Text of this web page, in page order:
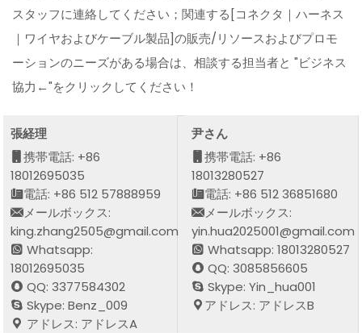
スタッフに連絡してください；関連する[コネクタ｜ハーネス
｜ワイヤおよびケーブル製品]の販売/リソースおよびプロモ
ーションのニーズがある場合は、相談する担当者と "ビジネス
協力←"をクリックしてください！
張経理
携帯電話: +86
18012695035
電話: +86 512 57888959
メールボックス:
king.zhang2505@gmail.com
Whatsapp:
18012695035
QQ: 3377584302
Skype: Benz_009
アドレス: アドレスA
尹さん
携帯電話: +86
18013280527
電話: +86 512 36851680
メールボックス:
yin.hua2025001@gmail.com
Whatsapp: 18013280527
QQ: 3085856605
Skype: Yin_hua001
アドレス: アドレスB